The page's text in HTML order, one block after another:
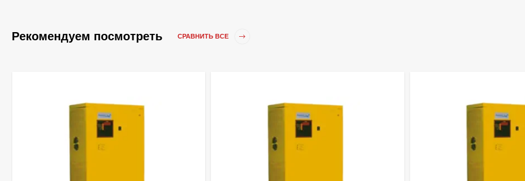
Рекомендуем посмотреть СРАВНИТЬ ВСЕ